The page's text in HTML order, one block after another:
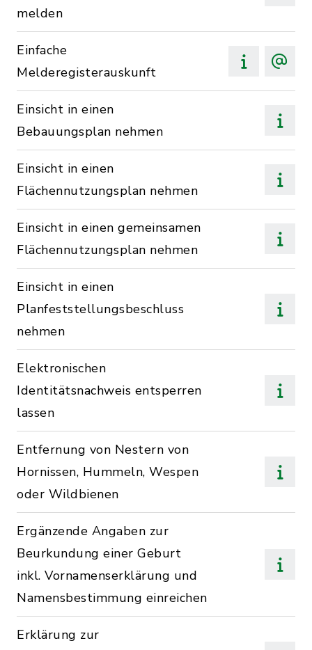
melden
Einfache
Melderegisterauskunft
Einsicht in einen
Bebauungsplan nehmen
Einsicht in einen
Flächennutzungsplan nehmen
Einsicht in einen gemeinsamen
Flächennutzungsplan nehmen
Einsicht in einen
Planfeststellungsbeschluss
nehmen
Elektronischen
Identitätsnachweis entsperren
lassen
Entfernung von Nestern von
Hornissen, Hummeln, Wespen
oder Wildbienen
Ergänzende Angaben zur
Beurkundung einer Geburt
inkl. Vornamenserklärung und
Namensbestimmung einreichen
Erklärung zur